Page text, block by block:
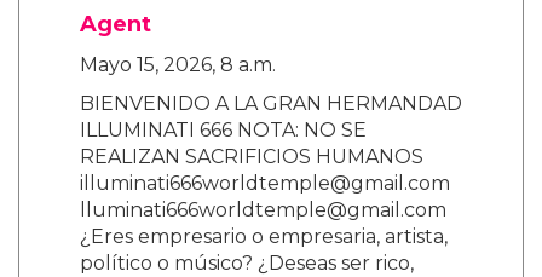
Agent
Mayo 15, 2026, 8 a.m.
BIENVENIDO A LA GRAN HERMANDAD
ILLUMINATI 666 NOTA: NO SE
REALIZAN SACRIFICIOS HUMANOS
illuminati666worldtemple@gmail.com
lluminati666worldtemple@gmail.com
¿Eres empresario o empresaria, artista,
político o músico? ¿Deseas ser rico,